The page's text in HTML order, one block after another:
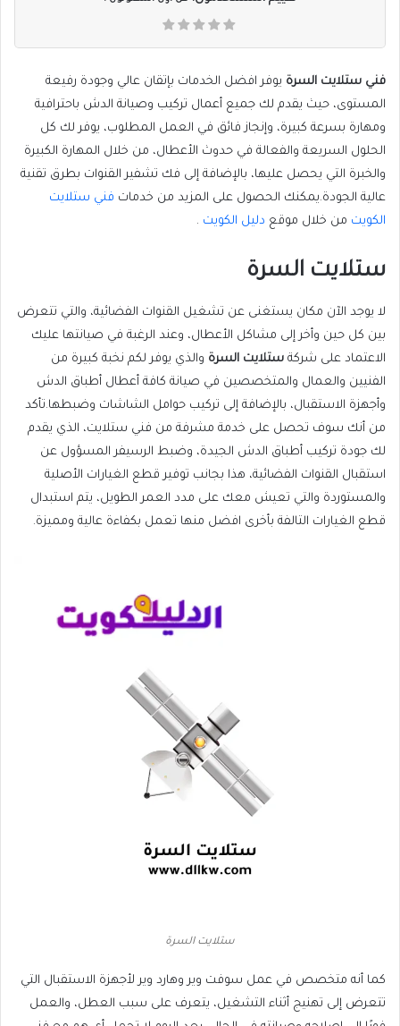
فني ستلايت السرة يوفر افضل الخدمات بإتقان عالي وجودة رفيعة
المستوى، حيث يقدم لك جميع أعمال تركيب وصيانة الدش باحترافية
ومهارة بسرعة كبيرة، وإنجاز فائق في العمل المطلوب، يوفر لك كل
الحلول السريعة والفعالة في حدوث الأعطال، من خلال المهارة الكبيرة
والخبرة التي يحصل عليها، بالإضافة إلى فك تشفير القنوات بطرق تقنية
عالية الجودة.يمكنك الحصول على المزيد من خدمات فني ستلايت
الكويت من خلال موقع دليل الكويت .
ستلايت السرة
لا يوجد الآن مكان يستغنى عن تشغيل القنوات الفضائية، والتي تتعرض
بين كل حين وأخر إلى مشاكل الأعطال، وعند الرغبة في صيانتها عليك
الاعتماد على شركة ستلايت السرة والذي يوفر لكم نخبة كبيرة من
الفنيين والعمال والمتخصصين في صيانة كافة أعطال أطباق الدش
وأجهزة الاستقبال، بالإضافة إلى تركيب حوامل الشاشات وضبطها.تأكد
من أنك سوف تحصل على خدمة مشرفة من فني ستلايت، الذي يقدم
لك جودة تركيب أطباق الدش الجيدة، وضبط الرسيفر المسؤول عن
استقبال القنوات الفضائية، هذا بجانب توفير قطع الغيارات الأصلية
والمستوردة والتي تعيش معك على مدد العمر الطويل، يتم استبدال
قطع الغيارات التالفة بأخرى افضل منها تعمل بكفاءة عالية ومميزة.
ستلايت السرة
كما أنه متخصص في عمل سوفت وير وهارد وير لأجهزة الاستقبال التي
تتعرض إلى تهنيج أثناء التشغيل، يتعرف على سبب العطل، والعمل